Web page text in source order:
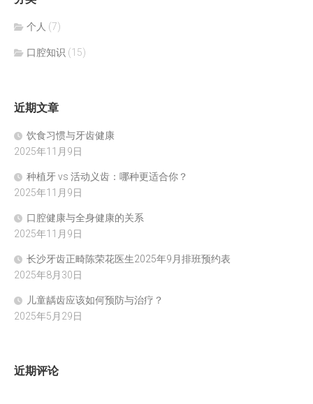
个人 (7)
口腔知识 (15)
近期文章
饮食习惯与牙齿健康
2025年11月9日
种植牙 vs 活动义齿：哪种更适合你？
2025年11月9日
口腔健康与全身健康的关系
2025年11月9日
长沙牙齿正畸陈荣花医生2025年9月排班预约表
2025年8月30日
儿童龋齿应该如何预防与治疗？
2025年5月29日
近期评论